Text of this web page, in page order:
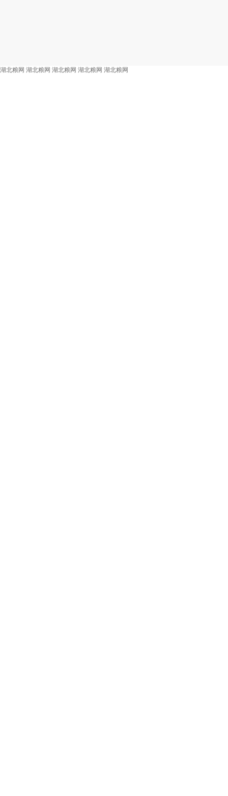
湖北粮网 湖北粮网 湖北粮网 湖北粮网 湖北粮网